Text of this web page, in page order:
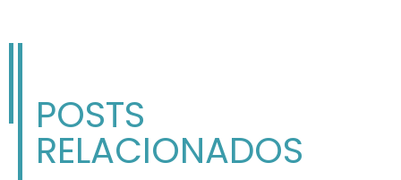
POSTS
RELACIONADOS